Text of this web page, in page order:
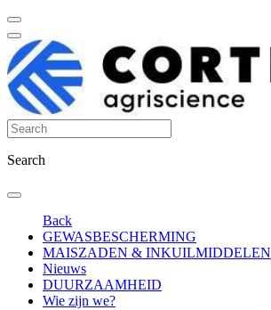
Search
Back
GEWASBESCHERMING
MAISZADEN & INKUILMIDDELEN
Nieuws
DUURZAAMHEID
Wie zijn we?